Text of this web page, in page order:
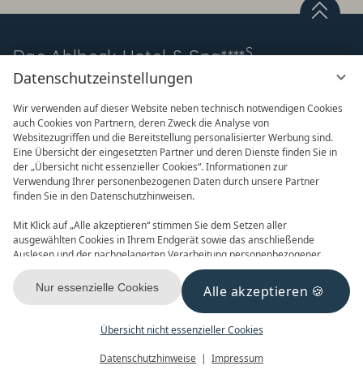
Datenschutzeinstellungen
Wir verwenden auf dieser Website neben technisch notwendigen Cookies
auch Cookies von Partnern, deren Zweck die Analyse von
Websitezugriffen und die Bereitstellung personalisierter Werbung sind.
Eine Übersicht der eingesetzten Partner und deren Dienste finden Sie in
der „Übersicht nicht essenzieller Cookies“. Informationen zur
Verwendung Ihrer personenbezogenen Daten durch unsere Partner
finden Sie in den Datenschutzhinweisen.
Mit Klick auf „Alle akzeptieren“ stimmen Sie dem Setzen aller
ausgewählten Cookies in Ihrem Endgerät sowie das anschließende
Auslesen und der nachgelagerten Verarbeitung personenbezogener
Daten (z.B. Ihrer IP-Adresse) durch uns und unseren Partnern zu. Falls
Sie damit nicht einverstanden sind, klicken Sie bitte auf „Nur essenzielle
Cookies“. Eine individuelle Auswahl können Sie unter „Übersicht nicht
essenzieller Cookies“ tätigen. Sie können Ihre Auswahl im Fußbereich
dieser Website oder in den Datenschutzhinweisen jederzeit aufrufen und
Alle akzeptieren
Nur essenzielle Cookies
Übersicht nicht essenzieller Cookies
Datenschutzhinweise Impressum
GutscheineBuchen
Das AhlbeckHotel & Spa****S
Dünenstraße 48
17419 Seebad Ahlbeck
Deutschland
TEL+49 (0) 38378 4994 0
FAX +49 (0) 38378 4994 999
ONLINE BUCHEN ANFRAGEN